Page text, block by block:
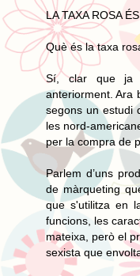
LA TAXA ROSA
Què és la taxa
Sí, clar que ja
anteriorment. Ara
segons un estudi
les nord-
per la compra de
Parlem d’uns
de màrqueting
que s'utilitza en
funcions, les
mateixa, però el
sexista que